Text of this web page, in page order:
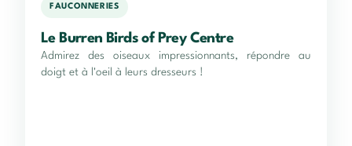
FAUCONNERIES
Le Burren Birds of Prey Centre
Admirez des oiseaux impressionnants, répondre au
doigt et à l'oeil à leurs dresseurs !